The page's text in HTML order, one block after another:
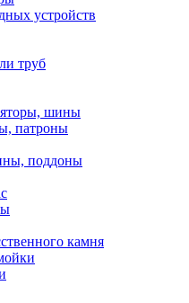
устройств
труб
шины
патроны
поддоны
камня